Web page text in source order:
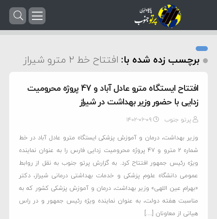
برچسب زده شده با: افتتاح خط 2 مترو شیراز
افتتاح ایستگاه مترو عادل آباد و 47 پروژه محرومیت
زدایی با حضور وزیر بهداشت در شیراز
پرتو جنوب ۱۴۰۲-۰۶-۰۹
وزیر بهداشت، درمان و آموزش پزشکی ایستگاه مترو عادل آباد در خط
شماره 2 مترو و 47 پروژه محرومیت زدایی فارس را به عنوان نماینده
ویژه رئیس جمهور افتتاح کرد. به گزارش پرتو جنوب به نقل از روابط
عمومی دانشگاه علوم پزشکی و خدمات بهداشتی درمانی شیراز، دکتر
«بهرام عین اللهی» وزیر بهداشت، درمان و آموزش پزشکی کشور که به
مناسبت هفته دولت، به عنوان نماینده ویژه رئیس جمهور و در راس
هیاتی از معاونان […]